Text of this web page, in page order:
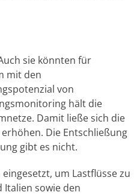
sie könnten für
mit den
von
hält die
Damit ließe sich die
Die Entschließung
gibt es nicht.
um Lastflüsse zu
Italien sowie den